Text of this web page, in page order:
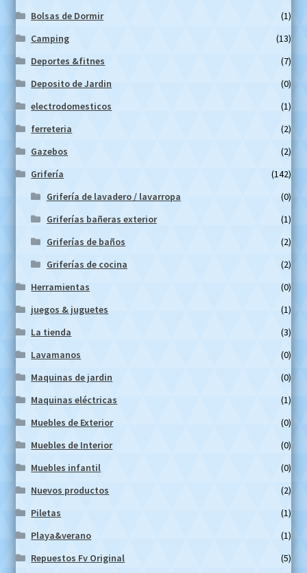
Bolsas de Dormir
(1)
Camping
(13)
Deportes &fitnes
(7)
Deposito de Jardin
(0)
electrodomesticos
(1)
ferreteria
(2)
Gazebos
(2)
Grifería
(142)
Grifería de lavadero / lavarropa
(0)
Griferías bañeras exterior
(1)
Griferías de baños
(2)
Griferías de cocina
(2)
Herramientas
(0)
juegos & juguetes
(1)
La tienda
(3)
Lavamanos
(0)
Maquinas de jardin
(0)
Maquinas eléctricas
(1)
Muebles de Exterior
(0)
Muebles de Interior
(0)
Muebles infantil
(0)
Nuevos productos
(2)
Piletas
(1)
Playa&verano
(1)
Repuestos Fv Original
(5)